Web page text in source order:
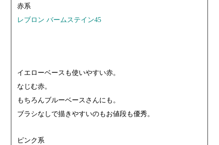
赤系
レブロン バームステイン45
イエローベースも使いやすい赤。
なじむ赤。
もちろんブルーベースさんにも。
ブラシなしで描きやすいのもお値段も優秀。
ピンク系